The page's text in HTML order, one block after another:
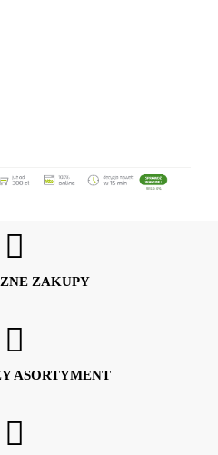
ZAKUPY
ASORTYMENT